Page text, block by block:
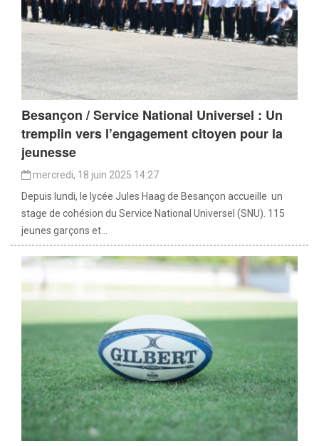
Besançon / Service National Universel : Un
tremplin vers l’engagement citoyen pour la
jeunesse
mercredi, 18 juin 2025 14:27
Depuis lundi, le lycée Jules Haag de Besançon accueille un
stage de cohésion du Service National Universel (SNU). 115
jeunes garçons et...